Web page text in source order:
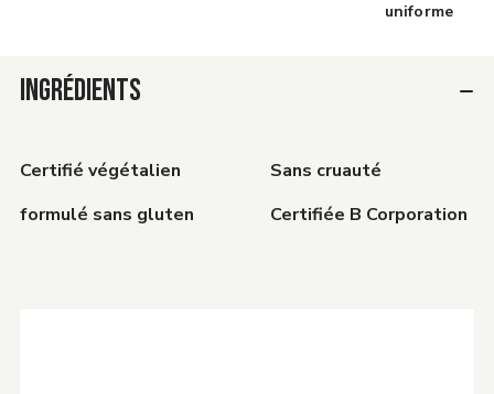
uniforme
INGRÉDIENTS
Certifié végétalien
Sans cruauté
formulé sans gluten
Certifiée B Corporation